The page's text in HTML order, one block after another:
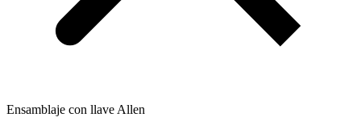
Ensamblaje con llave Allen